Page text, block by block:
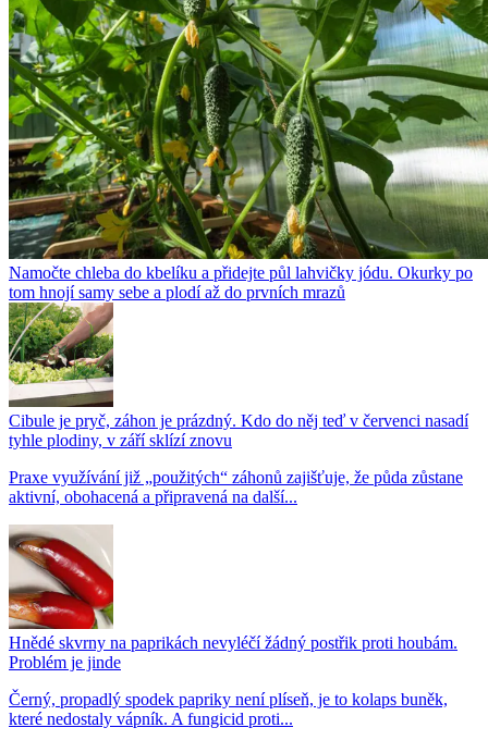
Namočte chleba do kbelíku a přidejte půl lahvičky jódu. Okurky po
tom hnojí samy sebe a plodí až do prvních mrazů
Cibule je pryč, záhon je prázdný. Kdo do něj teď v červenci nasadí
tyhle plodiny, v září sklízí znovu
Praxe využívání již „použitých“ záhonů zajišťuje, že půda zůstane
aktivní, obohacená a připravená na další...
Hnědé skvrny na paprikách nevyléčí žádný postřik proti houbám.
Problém je jinde
Černý, propadlý spodek papriky není plíseň, je to kolaps buněk,
které nedostaly vápník. A fungicid proti...